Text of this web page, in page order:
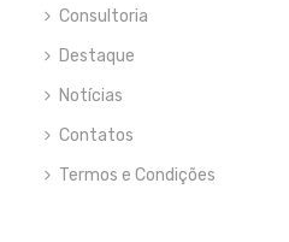
Consultoria
Destaque
Notícias
Contatos
Termos e Condições